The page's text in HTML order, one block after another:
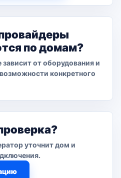
по домам?
от оборудования и
конкретного
уточнит дом и